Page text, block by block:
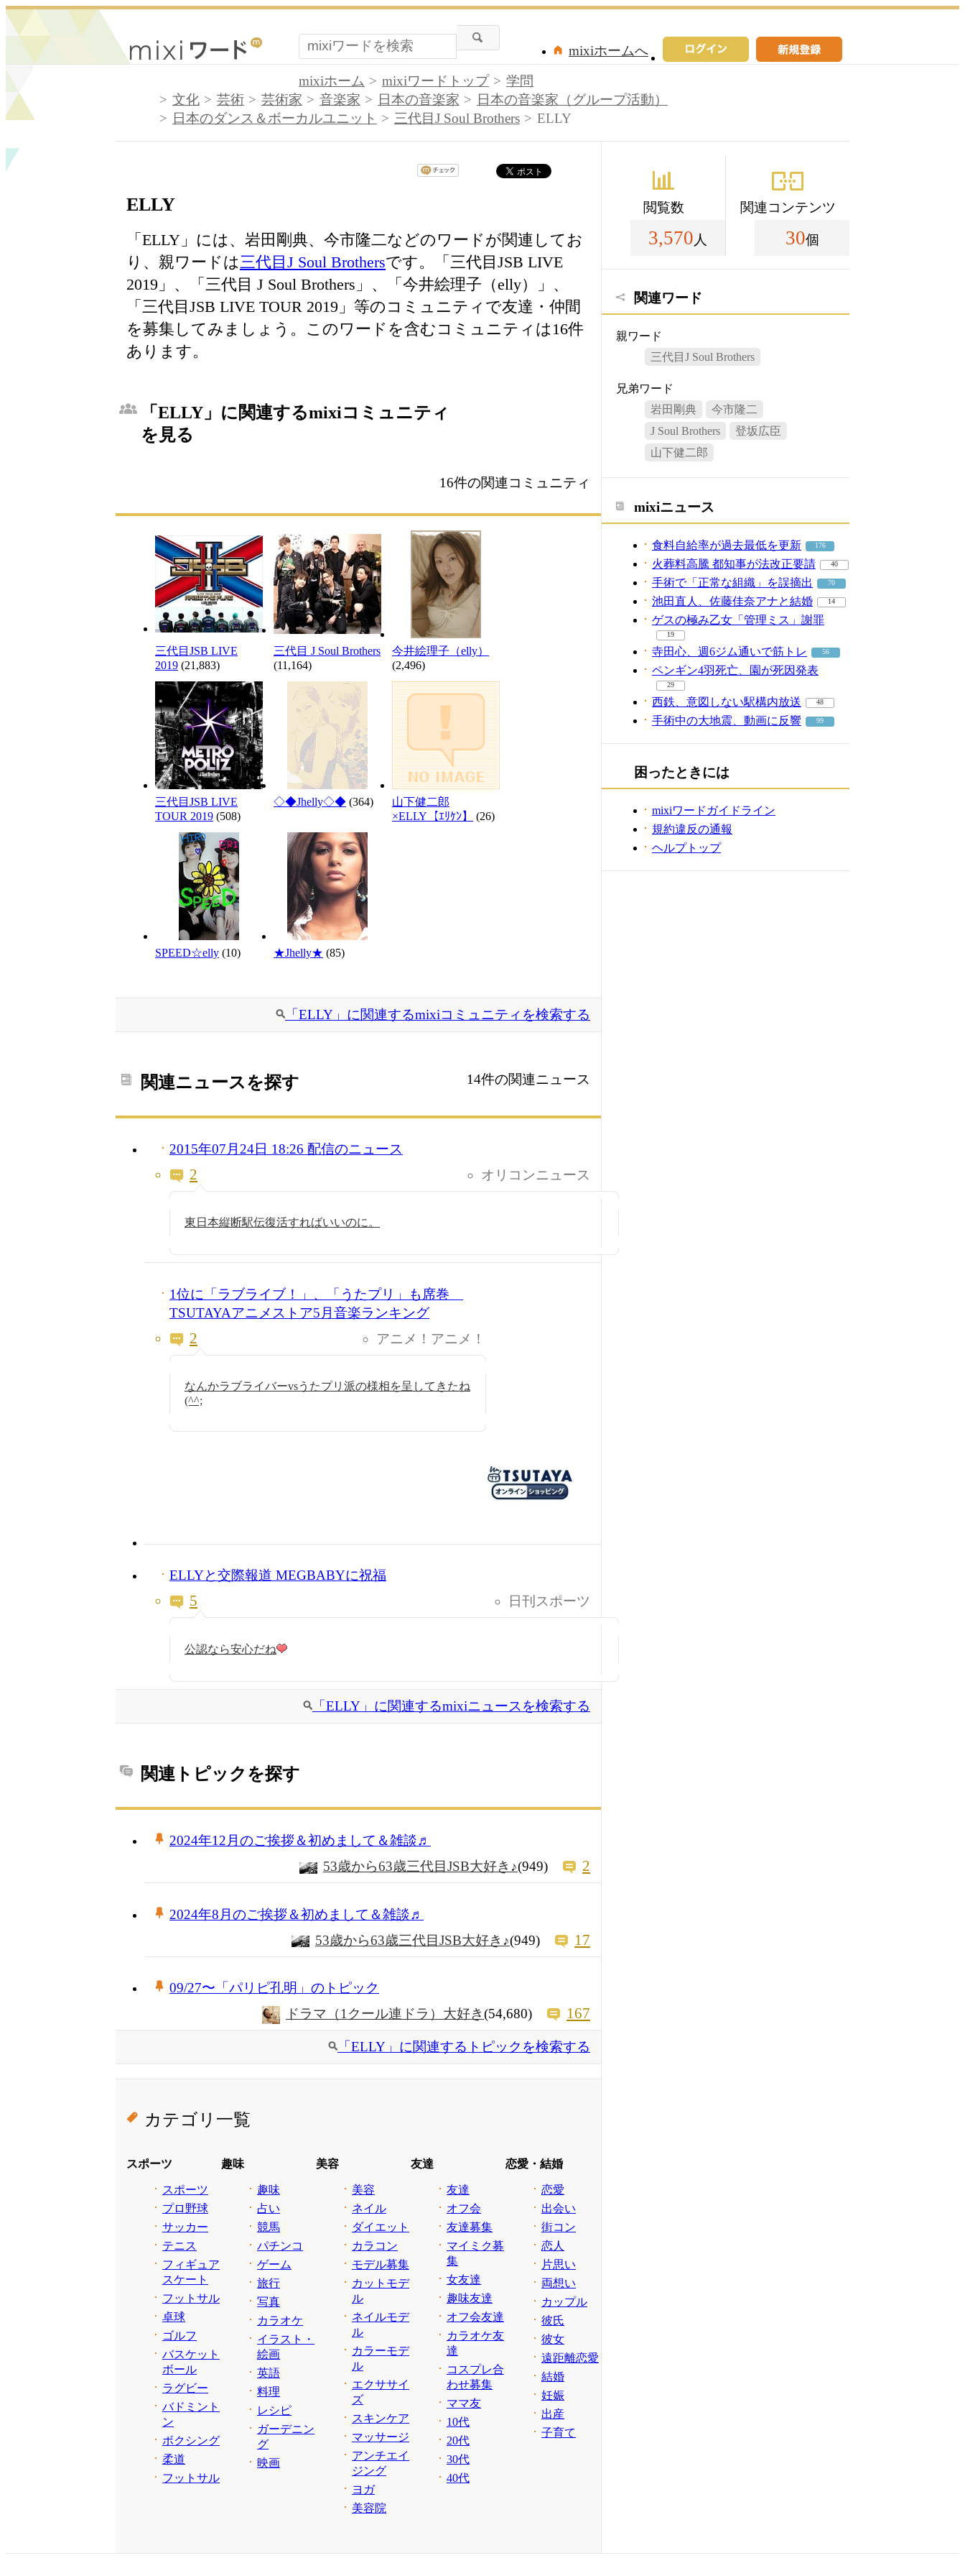
mixiホームへ
mixiホーム
mixiワードトップ
学問
文化
芸術 芸術家 音楽家 日本の音楽家
日本の音楽家（グループ活動）
日本のダンス＆ボーカルユニット
三代目J Soul Brothers ELLY
ELLY
「ELLY」には、岩田剛典、今市隆二などのワードが関連してお
り、親ワードは三代目J Soul Brothersです。「三代目JSB LIVE
2019」、「三代目 J Soul Brothers」、「今井絵理子（elly）」、
「三代目JSB LIVE TOUR 2019」等のコミュニティで友達・仲間
を募集してみましょう。このワードを含むコミュニティは16件
あります。
「ELLY」に関連するmixiコミュニティ
を見る
16件の関連コミュニティ
三代目JSB LIVE
2019 (21,883)
三代目 J Soul Brothers
(11,164)
今井絵理子（elly）
(2,496)
三代目JSB LIVE
TOUR 2019 (508)
◇◆Jhelly◇◆ (364)
山下健二郎
×ELLY【ｴﾘｹﾝ】
(26)
SPEED☆elly (10) ★Jhelly★ (85)
「ELLY」に関連するmixiコミュニティを検索する
関連ニュースを探す 14件の関連ニュース
2015年07月24日 18:26 配信のニュース
オリコンニュース
2
東日本縦断駅伝復活すればいいのに。
1位に「ラブライブ！」、「うたプリ」も席巻
TSUTAYAアニメストア5月音楽ランキング
アニメ！アニメ！
2
なんかラブライバーvsうたプリ派の様相を呈してきたね
(^^;
ELLYと交際報道 MEGBABYに祝福
日刊スポーツ
5
公認なら安心だね
「ELLY」に関連するmixiニュースを検索する
関連トピックを探す
2024年12月のご挨拶＆初めまして＆雑談♬
53歳から63歳三代目JSB大好き♪(949) 2
2024年8月のご挨拶＆初めまして＆雑談♬
53歳から63歳三代目JSB大好き♪(949) 17
09/27〜「パリピ孔明」のトピック
ドラマ（1クール連ドラ）大好き(54,680) 167
「ELLY」に関連するトピックを検索する
カテゴリ一覧
スポーツ
スポーツ
プロ野球
サッカー
テニス
フィギュア
スケート
フットサル
卓球
ゴルフ
バスケット
ボール
ラグビー
バドミント
ン
ボクシング
柔道
フットサル
趣味
趣味
占い
競馬
パチンコ
ゲーム
旅行
写真
カラオケ
イラスト・
絵画
英語
料理
レシピ
ガーデニン
グ
映画
美容
美容
ネイル
ダイエット
カラコン
モデル募集
カットモデ
ル
ネイルモデ
ル
カラーモデ
ル
エクササイ
ズ
スキンケア
マッサージ
アンチエイ
ジング
ヨガ
美容院
友達
友達
オフ会
友達募集
マイミク募
集
女友達
趣味友達
オフ会友達
カラオケ友
達
コスプレ合
わせ募集
ママ友
10代
20代
30代
40代
恋愛・結婚
恋愛
出会い
街コン
恋人
片思い
両想い
カップル
彼氏
彼女
遠距離恋愛
結婚
妊娠
出産
子育て
閲覧数
3,570 人
関連コンテンツ
30個
関連ワード
親ワード
三代目J Soul Brothers
兄弟ワード
岩田剛典
今市隆二
J Soul Brothers
登坂広臣
山下健二郎
mixiニュース
食料自給率が過去最低を更新 176
火葬料高騰 都知事が法改正要請 40
手術で「正常な組織」を誤摘出 70
池田直人、佐藤佳奈アナと結婚 14
ゲスの極み乙女「管理ミス」謝罪
19
寺田心、週6ジム通いで筋トレ 56
ペンギン4羽死亡、園が死因発表
29
西鉄、意図しない駅構内放送 48
手術中の大地震、動画に反響 99
困ったときには
mixiワードガイドライン
規約違反の通報
ヘルプトップ